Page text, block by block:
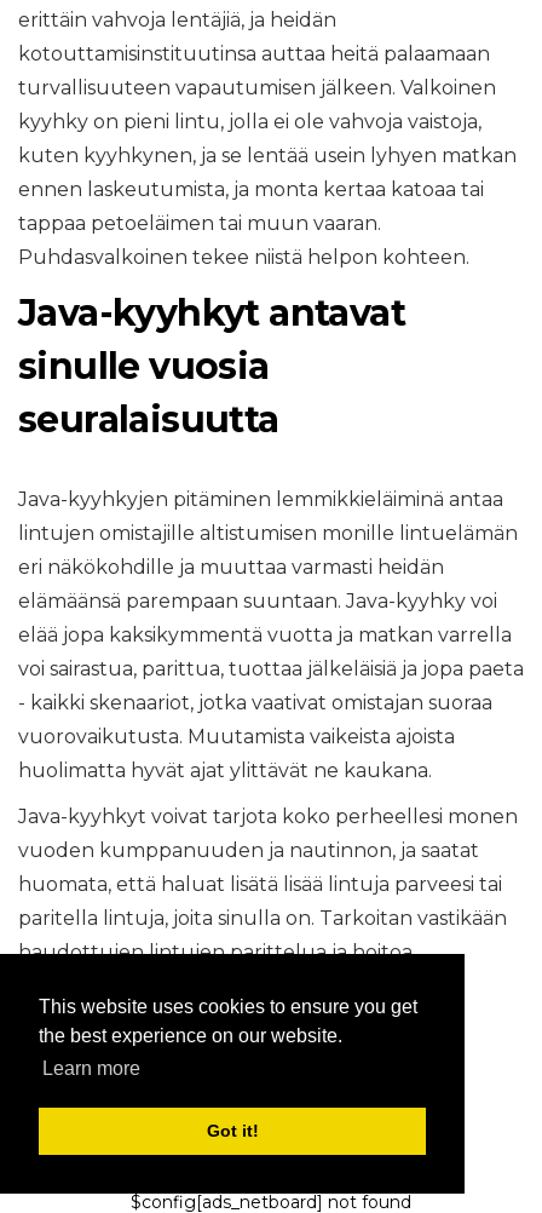
This website uses cookies to ensure you get
the best experience on our website.
Learn more
Got it!
erittäin vahvoja lentäjiä, ja heidän
kotouttamisinstituutinsa auttaa heitä palaamaan
turvallisuuteen vapautumisen jälkeen. Valkoinen
kyyhky on pieni lintu, jolla ei ole vahvoja vaistoja,
kuten kyyhkynen, ja se lentää usein lyhyen matkan
ennen laskeutumista, ja monta kertaa katoaa tai
tappaa petoeläimen tai muun vaaran.
Puhdasvalkoinen tekee niistä helpon kohteen.
Java-kyyhkyt antavat
sinulle vuosia
seuralaisuutta
Java-kyyhkyjen pitäminen lemmikkieläiminä antaa
lintujen omistajille altistumisen monille lintuelämän
eri näkökohdille ja muuttaa varmasti heidän
elämäänsä parempaan suuntaan. Java-kyyhky voi
elää jopa kaksikymmentä vuotta ja matkan varrella
voi sairastua, parittua, tuottaa jälkeläisiä ja jopa paeta
- kaikki skenaariot, jotka vaativat omistajan suoraa
vuorovaikutusta. Muutamista vaikeista ajoista
huolimatta hyvät ajat ylittävät ne kaukana.
Java-kyyhkyt voivat tarjota koko perheellesi monen
vuoden kumppanuuden ja nautinnon, ja saatat
huomata, että haluat lisätä lisää lintuja parveesi tai
paritella lintuja, joita sinulla on. Tarkoitan vastikään
haudottujen lintujen parittelua ja hoitoa
Tunnisteet:
$config[ads_netboard] not found